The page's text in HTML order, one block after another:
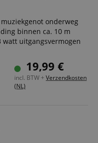
onderweg
binnen ca. 10 m
uitgangsvermogen
en AUX-ingang
zenders
mAh accu, USB-
mm jack)
19,99 €
incl. BTW + Verzendkosten
(NL)